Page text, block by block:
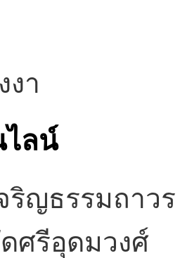
งา
ไลน์
ริญธรรมถาวร
ศรีอุดมวงศ์